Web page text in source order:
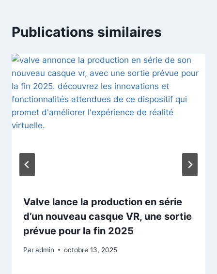
Publications similaires
Valve lance la production en série
d’un nouveau casque VR, une sortie
prévue pour la fin 2025
Paradmin octobre 13, 2025